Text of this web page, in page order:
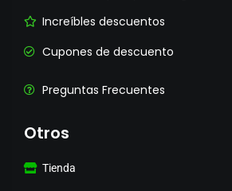
Increíbles descuentos
Cupones de descuento
Preguntas Frecuentes
Otros
Tienda